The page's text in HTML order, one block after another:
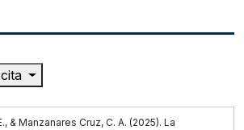
& Manzanares Cruz, C. A. (2025). La